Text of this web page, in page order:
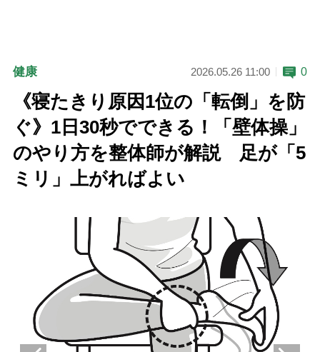
健康 2026.05.26 11:00 0
《寝たきり原因1位の「転倒」を防
ぐ》1日30秒でできる！「壁体操」
のやり方を整体師が解説 足が「5
ミリ」上がればよい